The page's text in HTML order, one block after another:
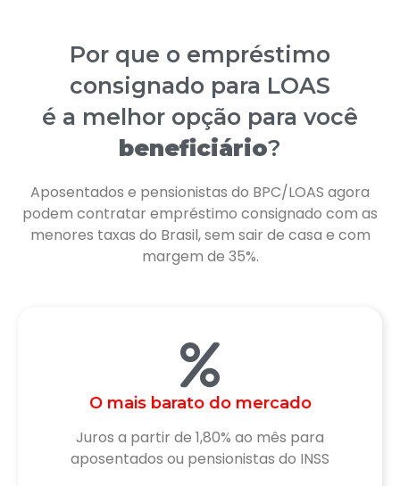
Por que o empréstimo
consignado para LOAS
é a melhor opção para você
beneficiário?
Aposentados e pensionistas do BPC/LOAS agora
podem contratar empréstimo consignado com as
menores taxas do Brasil, sem sair de casa e com
margem de 35%.
O mais barato do mercado
Juros a partir de 1,80% ao mês para
aposentados ou pensionistas do INSS